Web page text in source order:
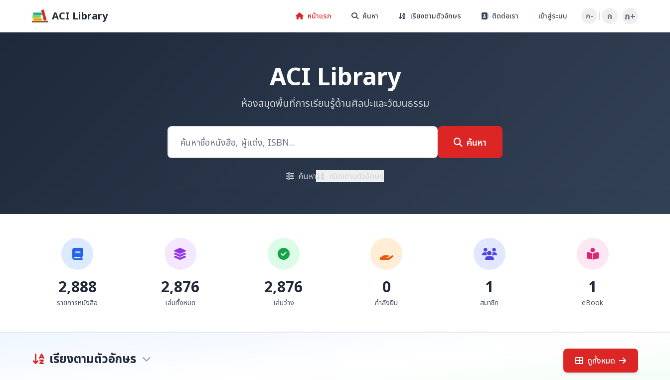
ACI Library หน้าแรก ค้นหา เรียงตามตัวอักษร ติดต่อเรา เข้าสู่ระบบ ก- ก ก+
ACI Library
ห้องสมุดพื้นที่การเรียนรู้ด้านศิลปะและวัฒนธรรม
ค้นหา
ค้นหา เรียงตามตัวอักษร
2,888
รายการหนังสือ
2,876
เล่มทั้งหมด
2,876
เล่มว่าง
0
กำลังยืม
1
สมาชิก
1
eBook
เรียงตามตัวอักษร ดูทั้งหมด